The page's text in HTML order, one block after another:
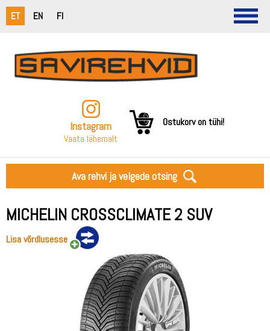
ET EN FI
Instagram
Vaata lähemalt
Ostukorv on tühi!
Ava rehvi ja velgede otsing
MICHELIN CROSSCLIMATE 2 SUV
Lisa võrdlusesse